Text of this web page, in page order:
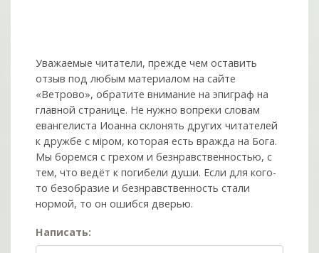
Уважаемые читатели, прежде чем оставить
отзыв под любым материалом на сайте
«Ветрово», обратите внимание на эпиграф на
главной странице. Не нужно вопреки словам
евангелиста Иоанна склонять других читателей
к дружбе с мiром, которая есть вражда на Бога.
Мы боремся с грехом и без­нрав­ствен­ностью, с
тем, что ведёт к погибели души. Если для кого-
то безобразие и безнравственность стали
нормой, то он ошибся дверью.
Написать: